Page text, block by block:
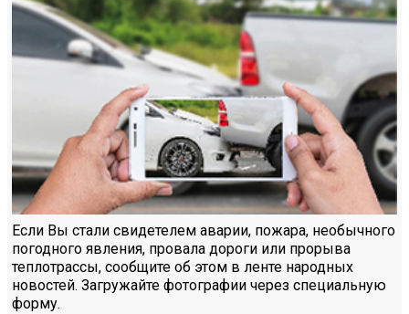
Если Вы стали свидетелем аварии, пожара, необычного
погодного явления, провала дороги или прорыва
теплотрассы, сообщите об этом в ленте народных
новостей. Загружайте фотографии через специальную
форму.